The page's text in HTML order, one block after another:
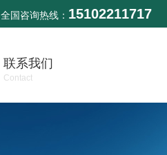
全国咨询热线： 15102211717
联系我们
Contact